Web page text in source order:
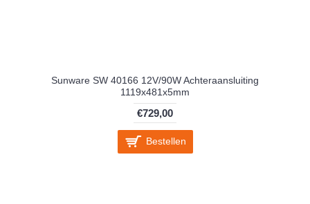
Sunware SW 40166 12V/90W Achteraansluiting
1119x481x5mm
€729,00
Bestellen